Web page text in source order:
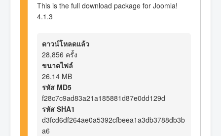
This is the full download package for Joomla!
4.1.3
ดาวน์โหลดแล้ว
28,856 ครั้ง
ขนาดไฟล์
26.14 MB
รหัส MD5
f28c7c9ad83a21a185881d87e0dd129d
รหัส SHA1
d3fcd6df264ae0a5392cfbeea1a3db3788db3b
a6